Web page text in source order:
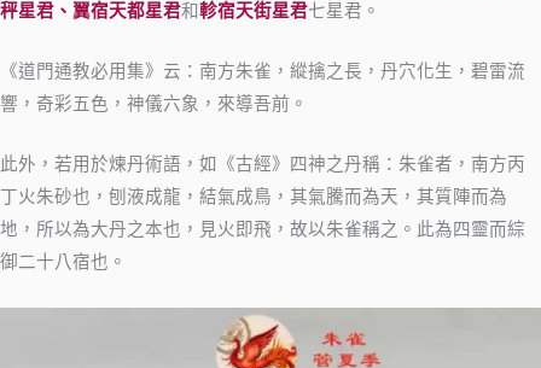
秤星君、翼宿天都星君和 軫宿天街星君七星君。
《道門通教必用集》云：南方朱雀，縱擒之長，丹穴化生，碧雷流
響，奇彩五色，神儀六象，來導吾前。
此外，若用於煉丹術語，如《古經》四神之丹稱：朱雀者，南方丙
丁火朱砂也，刨液成龍，結氣成鳥，其氣騰而為天，其質陣而為
地，所以為大丹之本也，見火即飛，故以朱雀稱之。此為四靈而綜
御二十八宿也。